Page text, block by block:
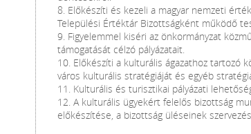
8. Előkészíti és kezeli a magyar nemzeti
Települési Értéktár Bizottságként működő
9. Figyelemmel kiséri az önkormányzat
támogatását célzó pályázatait.
10. Előkészíti a kulturális ágazathoz tartozó
város kulturális stratégiáját és egyéb
11. Kulturális és turisztikai pályázati
12. A kulturális ügyekért felelős bizottság
előkészítése, a bizottság üléseinek